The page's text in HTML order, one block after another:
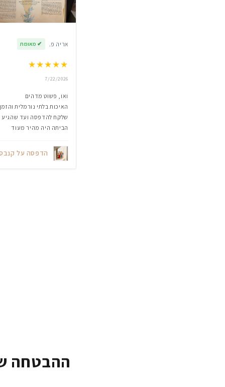
אריה פ. ✔ מאומת
★★★★★
7/22/2026
ואו, פשוט מדהים
האיכות בלתי נורמלית
שלקח להדפסה ועד שהגיע
הביתה היה מהיר מעוד
הדפסה על
ההבטחה